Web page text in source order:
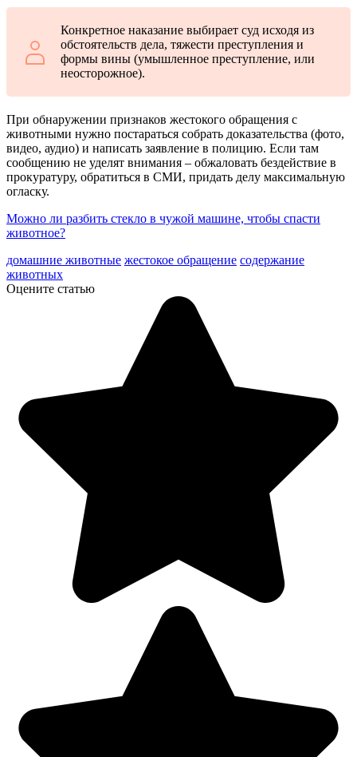
Конкретное наказание выбирает суд исходя из
обстоятельств дела, тяжести преступления и
формы вины (умышленное преступление, или
неосторожное).
При обнаружении признаков жестокого обращения с
животными нужно постараться собрать доказательства (фото,
видео, аудио) и написать заявление в полицию. Если там
сообщению не уделят внимания – обжаловать бездействие в
прокуратуру, обратиться в СМИ, придать делу максимальную
огласку.
Можно ли разбить стекло в чужой машине, чтобы спасти
животное?
домашние животные жестокое обращение содержание
животных
Оцените статью